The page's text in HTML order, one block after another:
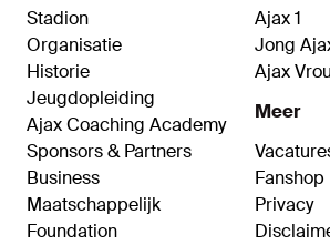
Stadion
Organisatie
Historie
Jeugdopleiding
Ajax Coaching Academy
Sponsors & Partners
Business
Maatschappelijk
Foundation
Ajax 1
Jong
Ajax
Meer
Fanshop
Privacy